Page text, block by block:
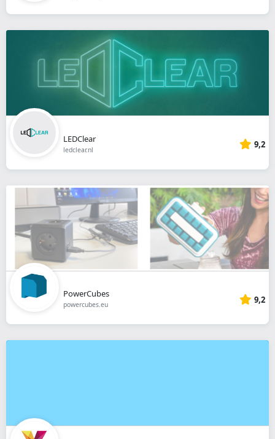
LEDClear
ledclear.nl 9,2
PowerCubes
powercubes.eu 9,2